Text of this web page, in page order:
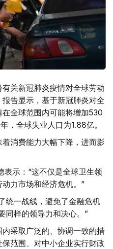
关新冠肺炎疫情对全球劳动
告显示，基于新冠肺炎对全
全球范围内可能将增加530
，全球失业人口为1.88亿。
消费能力大幅下降，进而影
表示：“这不仅是全球卫生领
力市场和经济危机。”
统一战线，避免了金融危机
同样的领导力和决心。”
采取广泛的、协调一致的措
范围、对中小企业实行财政